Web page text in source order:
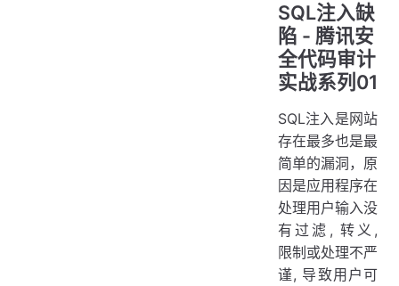
SQL注入缺
陷 - 腾讯安
全代码审计
实战系列01
SQL注入是网站
存在最多也是最
简单的漏洞，原
因是应用程序在
处理用户输入没
有过滤, 转义,
限制或处理不严
谨, 导致用户可